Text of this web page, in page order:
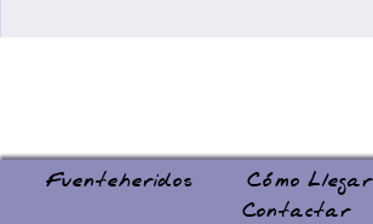
Fuenteheridos Cómo Llegar
Contactar